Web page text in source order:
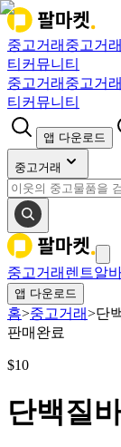
중고거래 중고거래
티 커뮤니티
중고거래 중고거래
티 커뮤니티
앱 다운로드
중고거래
중고거래 렌트알
앱 다운로드
홈>중고거래>단
판매완료
$10
단백질